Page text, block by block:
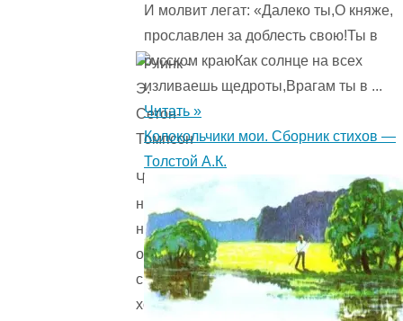
Чинк
никогда
не
оставался
спокойным
хотя
И молвит легат: «Далеко ты,О княже,
прославлен за доблесть свою!Ты в
русском краюКак солнце на всех
изливаешь щедроты,Врагам ты в ...
Читать »
Колокольчики мои. Сборник стихов —
Толстой А.К.